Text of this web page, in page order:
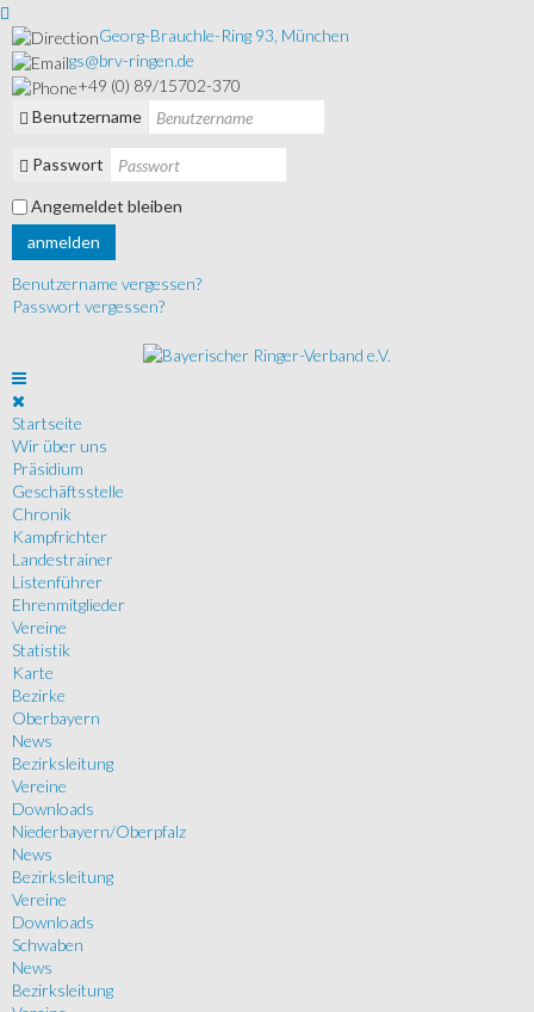
Georg-Brauchle-Ring 93, München
gs@brv-ringen.de
+49 (0) 89/15702-370
Benutzername
Passwort
Angemeldet bleiben
anmelden
Benutzername vergessen?
Passwort vergessen?
Startseite
Wir über uns
Präsidium
Geschäftsstelle
Chronik
Kampfrichter
Landestrainer
Listenführer
Ehrenmitglieder
Vereine
Statistik
Karte
Bezirke
Oberbayern
News
Bezirksleitung
Vereine
Downloads
Niederbayern/Oberpfalz
News
Bezirksleitung
Vereine
Downloads
Schwaben
News
Bezirksleitung